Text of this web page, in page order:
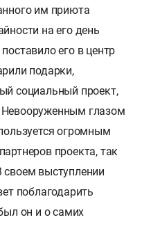
им приюта
на его день
его в центр
подарки,
социальный проект,
глазом
огромным
проекта, так
выступлении
поблагодарить
он и о самих